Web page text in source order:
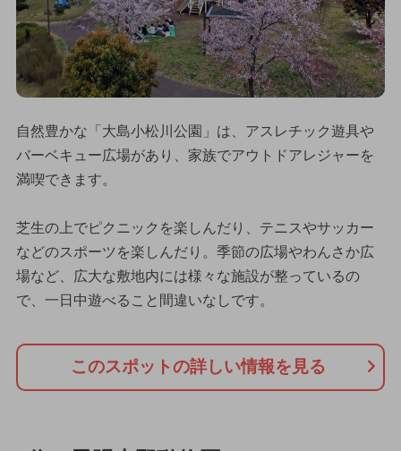
自然豊かな「大島小松川公園」は、アスレチック遊具や
バーベキュー広場があり、家族でアウトドアレジャーを
満喫できます。
芝生の上でピクニックを楽しんだり、テニスやサッカー
などのスポーツを楽しんだり。季節の広場やわんさか広
場など、広大な敷地内には様々な施設が整っているの
で、一日中遊べること間違いなしです。
このスポットの詳しい情報を見る